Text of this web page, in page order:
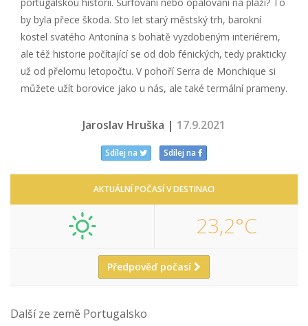
by byla přece škoda. Sto let starý městský trh, barokní
kostel svatého Antonína s bohatě vyzdobeným interiérem,
ale též historie počítající se od dob fénických, tedy prakticky
už od přelomu letopočtu. V pohoří Serra de Monchique si
můžete užít borovice jako u nás, ale také termální prameny.
Jaroslav Hruška | 17.9.2021
Sdílej na Sdílej na
AKTUÁLNÍ POČASÍ V DESTINACI
23,2°C
Předpověď počasí
Další ze země Portugalsko